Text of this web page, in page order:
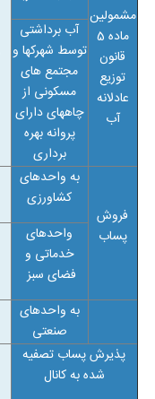
مشمولین
ماده 5
قانون
توزیع
عادلانه
آب
آب برداشتی
توسط شهرکها و
مجتمع های
مسکونی از
چاههای دارای
پروانه بهره
برداری
فروش
پساب
به واحدهای
کشاورزی
واحدهای
خدماتی و
فضای سبز
به واحدهای
صنعتی
پذیرش پساب تصفیه
شده به کانال